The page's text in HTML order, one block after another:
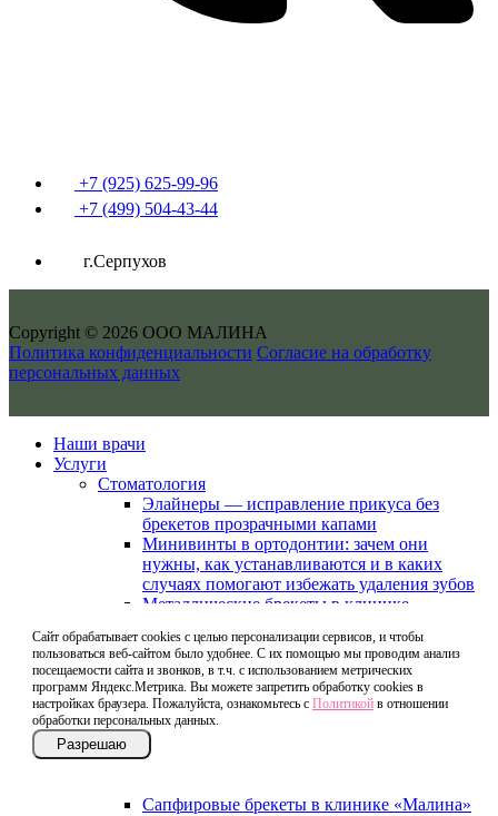
+7 (925) 625-99-96
+7 (499) 504-43-44
г.Серпухов
Copyright © 2026 ООО МАЛИНА
Политика конфиденциальности Согласие на обработку
персональных данных
Наши врачи
Услуги
Стоматология
Элайнеры — исправление прикуса без
брекетов прозрачными капами
Минивинты в ортодонтии: зачем они
нужны, как устанавливаются и в каких
случаях помогают избежать удаления зубов
Металлические брекеты в клинике
Многопетлевая техника MEAW в
ортодонтии: что это, показания,
преимущества и лечение
Отбеливание зубов в клинике «Малина»:
безопасное осветление и естественный
Профессиональная гигиена полости рта в
Сапфировые брекеты в клинике «Малина»
Сайт обрабатывает cookies с целью персонализации сервисов, и чтобы
пользоваться веб-сайтом было удобнее. С их помощью мы проводим анализ
посещаемости сайта и звонков, в т.ч. с использованием метрических
программ Яндекс.Метрика. Вы можете запретить обработку cookies в
настройках браузера. Пожалуйста, ознакомьтесь с Политикойв отношении
обработки персональных данных.
Разрешаю